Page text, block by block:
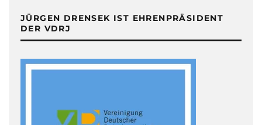
JÜRGEN DRENSEK IST EHRENPRÄSIDENT
DER VDRJ